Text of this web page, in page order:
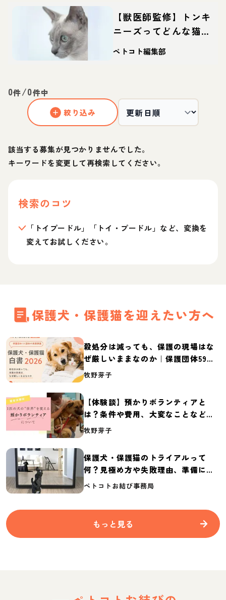
【獣医師監修】トンキ
ニーズってどんな猫？
性格・体重・寿命の特
徴・迎え方
ペトコト編集部
0件/0件中
絞り込み
該当する募集が見つかりませんでした。
キーワードを変更して再検索してください。
検索のコツ
「トイプードル」「トイ・プードル」など、変換を
変えてお試しください。
保護犬・保護猫を迎えたい方へ
殺処分は減っても、保護の現場はな
ぜ厳しいままなのか｜保護団体59団
体の実態調査【保護犬・保護猫白書
牧野芽子
【体験談】預かりボランティアと
は？条件や費用、大変なことなど紹
介
牧野芽子
保護犬・保護猫のトライアルって
何？見極め方や失敗理由、準備に必
要なものを紹介
ペトコトお結び事務局
もっと見る